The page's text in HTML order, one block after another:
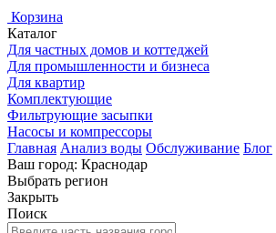
Корзина
Каталог
Для частных домов и коттеджей
Для промышленности и бизнеса
Для квартир
Комплектующие
Фильтрующие засыпки
Насосы и компрессоры
Главная Анализ воды Обслуживание Блог
Ваш город: Краснодар
Выбрать регион
Закрыть
Поиск